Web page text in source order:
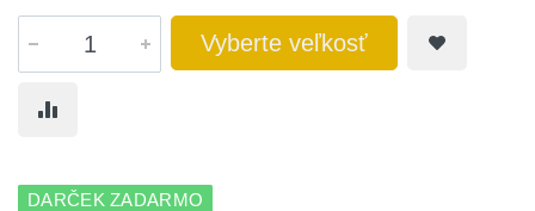
Vyberte veľkosť
DARČEK ZADARMO